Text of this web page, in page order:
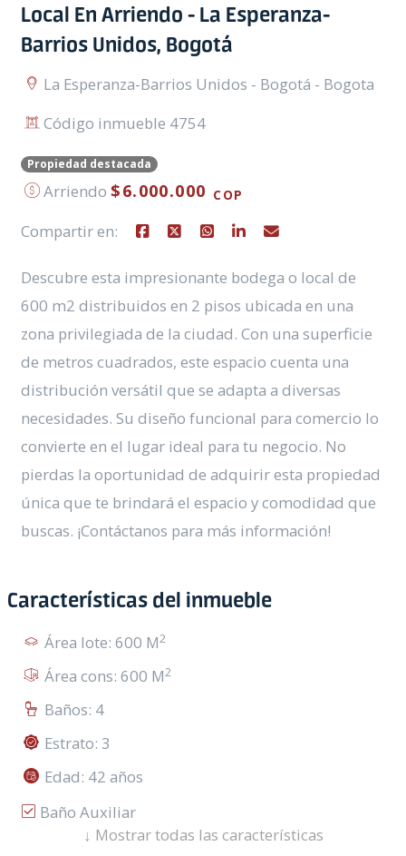
Local En Arriendo - La Esperanza-
Barrios Unidos, Bogotá
La Esperanza-Barrios Unidos - Bogotá - Bogota
Código inmueble 4754
Propiedad destacada
Arriendo$6.000.000 COP
Compartir en:
Descubre esta impresionante bodega o local de
600 m2 distribuidos en 2 pisos ubicada en una
zona privilegiada de la ciudad. Con una superficie
de metros cuadrados, este espacio cuenta una
distribución versátil que se adapta a diversas
necesidades. Su diseño funcional para comercio lo
convierte en el lugar ideal para tu negocio. No
pierdas la oportunidad de adquirir esta propiedad
única que te brindará el espacio y comodidad que
buscas. ¡Contáctanos para más información!
Características del inmueble
Área lote: 600 M2
Área cons: 600 M2
Baños: 4
Estrato: 3
Edad: 42 años
Baño Auxiliar
Zona Comercial
↓ Mostrar todas las características